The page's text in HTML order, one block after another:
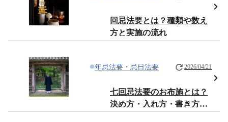
回忌法要とは？種類や数え
方と実施の流れ
年忌法要・忌日法要 2026/04/21
七回忌法要のお布施とは？
決め方・入れ方・書き方・